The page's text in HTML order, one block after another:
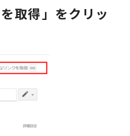
取得」をクリッ